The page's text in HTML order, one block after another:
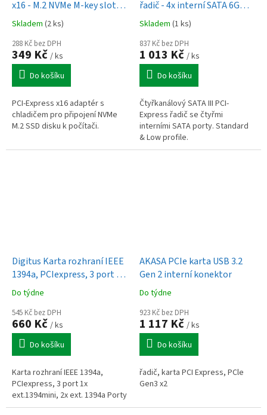
x16 - M.2 NVMe M-key slot
adaptér, kryt s chladičem
pro pasivní chlazení
Skladem (2 ks)
288 Kč bez DPH
349 Kč / ks
Do košíku
PCI-Express x16 adaptér s
chladičem pro připojení NVMe
M.2 SSD disku k počítači.
řadič - 4x interní SATA 6G
port, ASM1164, SP & LP
Skladem (1 ks)
837 Kč bez DPH
1 013 Kč / ks
Do košíku
Čtyřkanálový SATA III PCI-
Express řadič se čtyřmi
interními SATA porty. Standard
& Low profile.
Digitus Karta rozhraní IEEE
1394a, PCIexpress, 3 port 1x
ext.1394mini, 2x ext. 1394a
Porty
Do týdne
545 Kč bez DPH
660 Kč / ks
Do košíku
Karta rozhraní IEEE 1394a,
PCIexpress, 3 port 1x
ext.1394mini, 2x ext. 1394a Porty
AKASA PCIe karta USB 3.2
Gen 2 interní konektor
Do týdne
923 Kč bez DPH
1 117 Kč / ks
Do košíku
řadič, karta PCI Express, PCle
Gen3 x2